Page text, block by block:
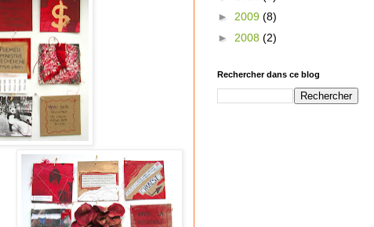
► 2009 (8)
► 2008 (2)
Rechercher dans ce blog